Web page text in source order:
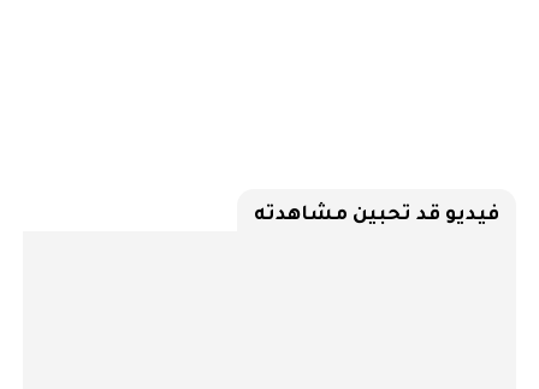
فيديو قد تحبين مشاهدته